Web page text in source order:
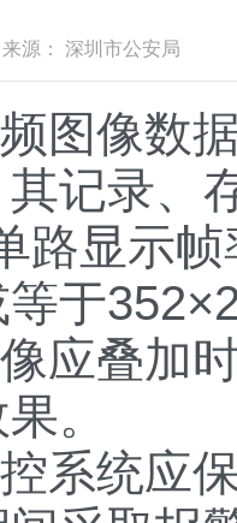
来源： 深圳市公安局
图像数
记录、
路显示
于
应叠加
。
系统应